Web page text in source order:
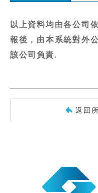
以上資料均由各公司
報後，由本系統對外
該公司負責.
返回